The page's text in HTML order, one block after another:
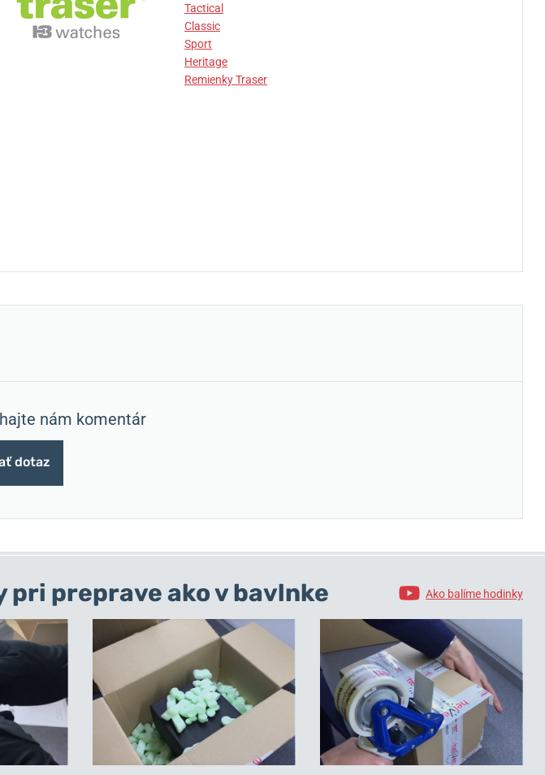
Tactical
Classic
Sport
Heritage
Remienky Traser
nám komentár
dotaz
Ako balíme hodinky
pri preprave ako v bavlnke